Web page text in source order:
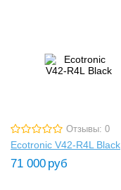
Отзывы: 0
Ecotronic V42-R4L Black
71 000 руб